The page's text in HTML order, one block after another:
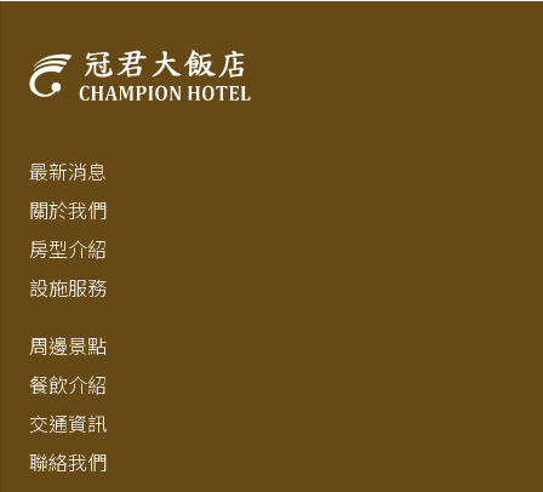
最新消息
關於我們
房型介紹
設施服務
周邊景點
餐飲介紹
交通資訊
聯絡我們